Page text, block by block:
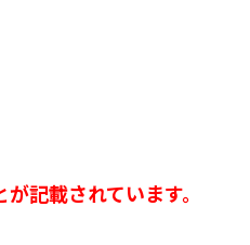
記載されています。